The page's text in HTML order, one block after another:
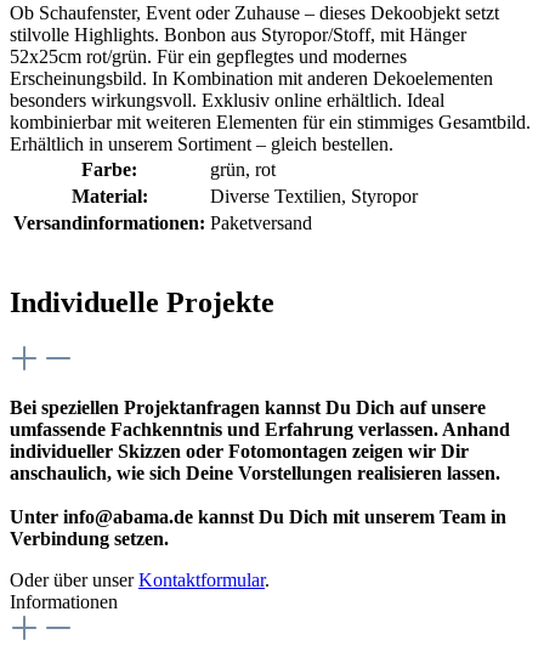
Ob Schaufenster, Event oder Zuhause – dieses Dekoobjekt setzt
stilvolle Highlights. Bonbon aus Styropor/Stoff, mit Hänger
52x25cm rot/grün. Für ein gepflegtes und modernes
Erscheinungsbild. In Kombination mit anderen Dekoelementen
besonders wirkungsvoll. Exklusiv online erhältlich. Ideal
kombinierbar mit weiteren Elementen für ein stimmiges Gesamtbild.
Erhältlich in unserem Sortiment – gleich bestellen.
Farbe:
grün, rot
Material:
Diverse Textilien, Styropor
Versandinformationen: Paketversand
Individuelle Projekte
Bei speziellen Projektanfragen kannst Du Dich auf unsere
umfassende Fachkenntnis und Erfahrung verlassen. Anhand
individueller Skizzen oder Fotomontagen zeigen wir Dir
anschaulich, wie sich Deine Vorstellungen realisieren lassen.
Unter info@abama.de kannst Du Dich mit unserem Team in
Verbindung setzen.
Oder über unserKontaktformular.
Informationen